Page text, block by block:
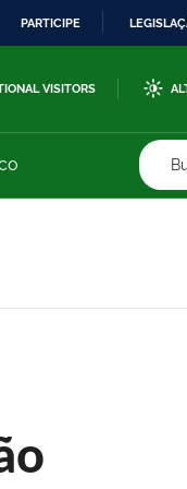
PARTICIPE
VISITORS